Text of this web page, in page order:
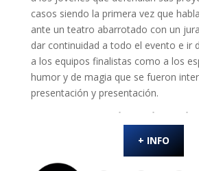
casos siendo la primera vez que
ante un teatro abarrotado con un
dar continuidad a todo el evento e ir
a los equipos finalistas como a los
humor y de magia que se fueron
presentación y presentación.
+ INFO